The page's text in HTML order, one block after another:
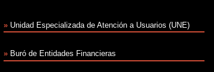
» Unidad Especializada de Atención a Usuarios (UNE)
» Buró de Entidades Financieras